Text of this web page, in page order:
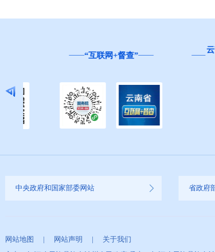
“互联网+督查”
云
中央政府和国家部委网站 省政府
网站地图 网站声明
关于我们